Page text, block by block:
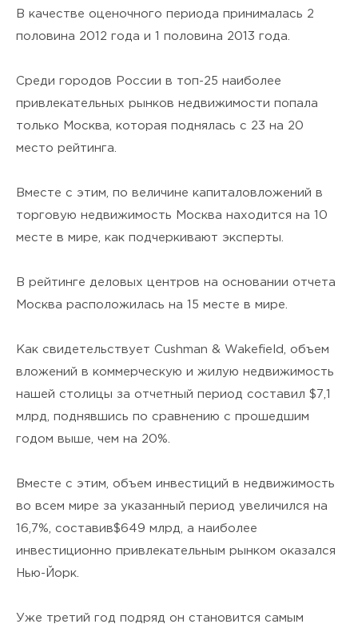
В качестве оценочного периода принималась 2
половина 2012 года и 1 половина 2013 года.
Среди городов России в топ-25 наиболее
привлекательных рынков недвижимости попала
только Москва, которая поднялась с 23 на 20
место рейтинга.
Вместе с этим, по величине капиталовложений в
торговую недвижимость Москва находится на 10
месте в мире, как подчеркивают эксперты.
В рейтинге деловых центров на основании отчета
Москва расположилась на 15 месте в мире.
Как свидетельствует Cushman & Wakefield, объем
вложений в коммерческую и жилую недвижимость
нашей столицы за отчетный период составил $7,1
млрд, поднявшись по сравнению с прошедшим
годом выше, чем на 20%.
Вместе с этим, объем инвестиций в недвижимость
во всем мире за указанный период увеличился на
16,7%, соcтавив$649 млрд, а наиболее
инвестиционно привлекательным рынком оказался
Нью-Йорк.
Уже третий год подряд он становится самым